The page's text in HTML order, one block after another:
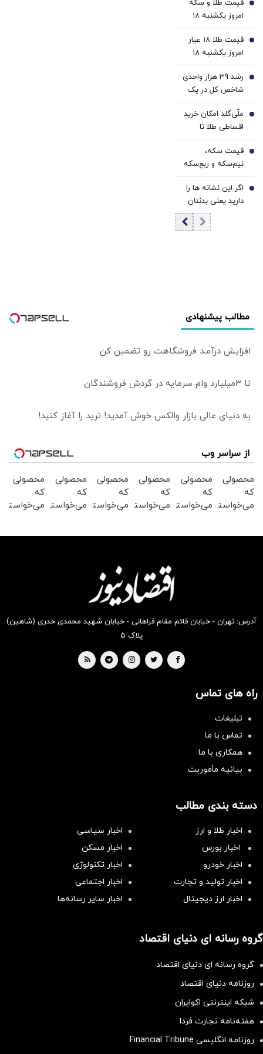
فروش/ خدا نکند
این تخلف ثابت
شود/ با هیچ‌کس
تعارف نداریم
قیمت طلا و سکه
امروز یکشنبه ۱۸
مرداد ۱۴۰۵/کاهش
قیمت طلا و سکه
2
قیمت طلا ۱۸ عیار
امروز یکشنبه ۱۸
مرداد ۱۴۰۵/کاهش
قیمت طلا
3
رشد 39 هزار واحدی
شاخص کل در یک
روز پرعرضه | ارزش
معاملات بورس
همت پول حقیقی
زنگ خطر شد
4
ملّی‌گلد امکان خرید
اقساطی طلا تا
سقف یک میلیارد
تومان را فراهم کرد
5
قیمت سکه،
نیم‌سکه و ربع‌سکه
امروز یکشنبه ۱۸
مرداد ۱۴۰۵/ کاهش
قیمت سکه
6
اگر این نشانه ها را
دارید یعنی بدنتان
سریع‌تر از سنتان
پیر می‌شود
7
مطالب پیشنهادی
افزایش درآمـد فروشگاهت رو تضمین کن
تا 3میلیارد وام سرمایه در گردش فروشندگان
به دنیای عالی بازار والکس خوش آمدید! ترید را آغاز کنید!
از سراسر وب
محصولی
که
می‌خواستی
محصولی
که
می‌خواستی
محصولی
که
می‌خواستی
بخر !
محصولی
که
می‌خواستی
بخر !
محصولی
که
می‌خواستی
محصولی
که
می‌خواستی
آدرس: تهران - خیابان قائم مقام فراهانی - خیابان شهید محمدی خدری (شاهین)
پلاک ۵
راه های تماس
تبلیغات
تماس با ما
همکاری با ما
بیانیه مأموریت
دسته بندی مطالب
اخبار طلا و ارز
اخبار سیاسی
اخبار بورس
اخبار مسکن
اخبار خودرو
اخبار تکنولوژی
اخبار تولید و تجارت
اخبار اجتماعی
اخبار ارز دیجیتال
اخبار سایر رسانه‌‌ها
گروه رسانه ای دنیای اقتصاد
گروه رسانه ای دنیای اقتصاد
روزنامه دنیای اقتصاد
شبکه اینترنتی اکوایران
هفته‌نامه تجارت فردا
روزنامه انگلیسی Financial Tribune